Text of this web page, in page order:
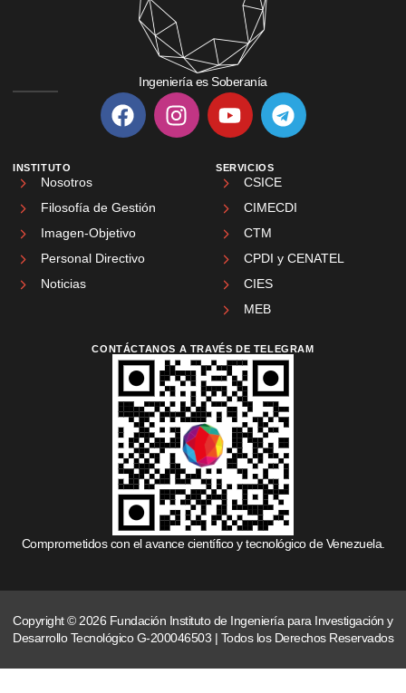
Ingeniería es Soberanía
INSTITUTO
Nosotros
Filosofía de Gestión
Imagen-Objetivo
Personal Directivo
Noticias
SERVICIOS
CSICE
CIMECDI
CTM
CPDI y CENATEL
CIES
MEB
CONTÁCTANOS A TRAVÉS DE TELEGRAM
Comprometidos con el avance científico y tecnológico de Venezuela.
Copyright © 2026 Fundación Instituto de Ingeniería para Investigación y
Desarrollo Tecnológico G-200046503 | Todos los Derechos Reservados